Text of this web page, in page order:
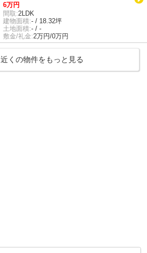
6万円
間取:2LDK
建物面積:- / 18.32坪
土地面積:- / -
敷金/礼金:2万円/0万円
近くの物件をもっと見る